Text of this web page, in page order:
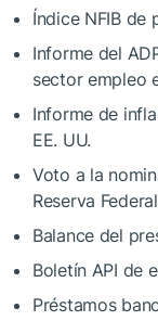
Índice NFIB de
Informe del
sector empleo
Informe de
EE. UU.
Voto a la
Reserva
Balance del
Boletín API de
Préstamos